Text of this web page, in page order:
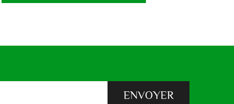
ENVOYER